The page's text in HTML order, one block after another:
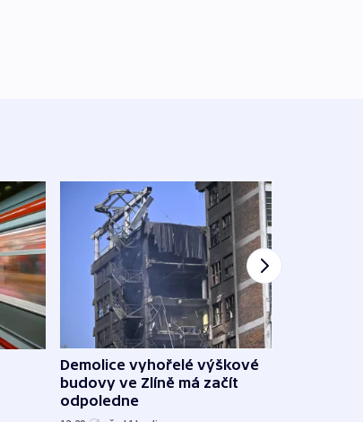
Demolice vyhořelé výškové
budovy ve Zlíně má začít
odpoledne